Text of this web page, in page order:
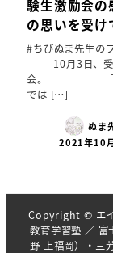
験生激励会の
の思いを受け
#ちびぬま先生
10月3日、受
会。 「誰
では […]
ぬま
2021年10
Copyright © エ
教育学習塾 ／ 富
野 上福岡）・三